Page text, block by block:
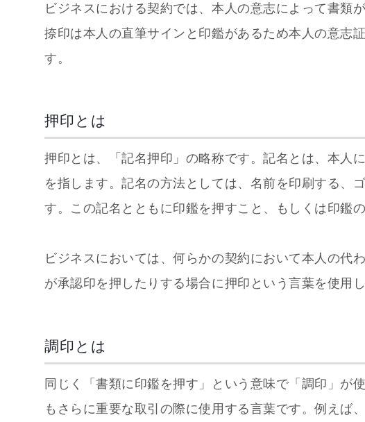
ビジネスにおける契約では、本人の意志によって書類
捺印は本人の直筆サインと印鑑があるため本人の意志
す。
押印とは
押印とは、「記名押印」の略称です。記名とは、本人
を指します。記名の方法としては、名前を印刷する、
す。この記名とともに印鑑を押すこと、もしくは印鑑
ビジネスにおいては、何らかの契約において本人の代
が承認印を押したりする場合に押印という言葉を使用し
調印とは
同じく「書類に印鑑を押す」という意味で「調印」が
もさらに重要な取引の際に使用する言葉です。例えば